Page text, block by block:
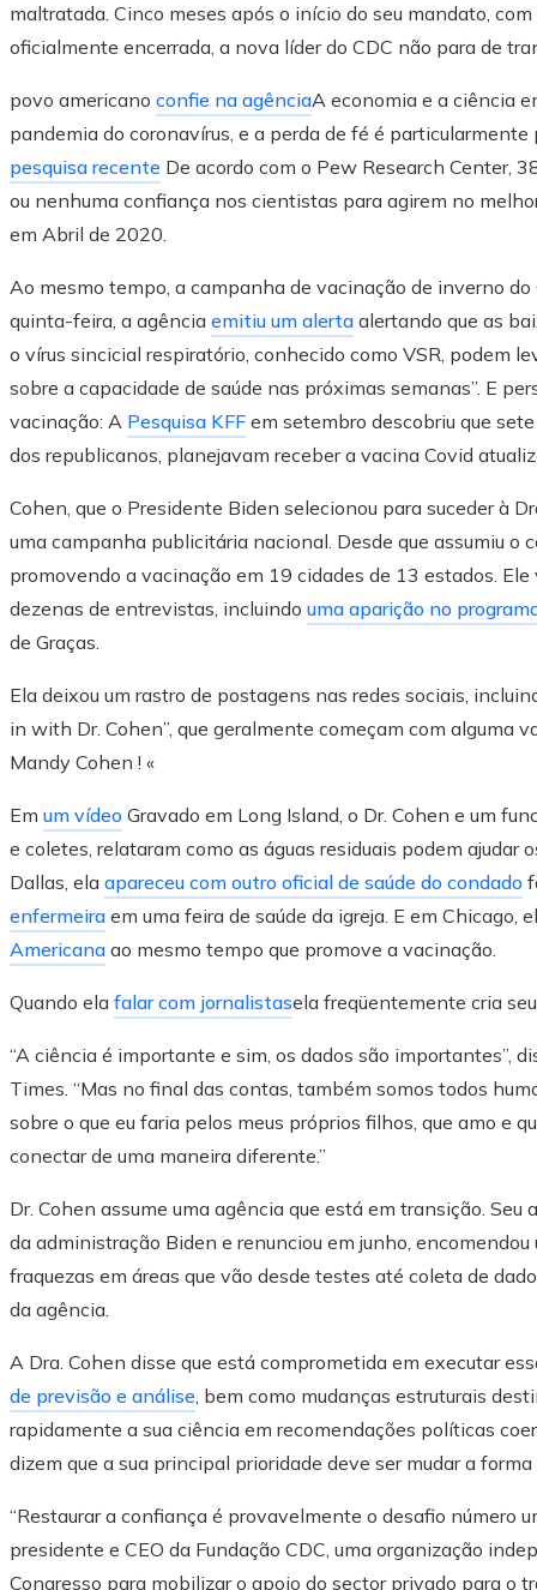
maltratada. Cinco meses após o início do seu mandato,
oficialmente encerrada, a nova líder do CDC não para de
povo americano confie na agênciaA economia e a ciência
pandemia do coronavírus, e a perda de fé é
pesquisa recente De acordo com o Pew Research Center,
ou nenhuma confiança nos cientistas para agirem no
em Abril de 2020.
Ao mesmo tempo, a campanha de vacinação de inverno do
quinta-feira, a agência emitiu um alerta alertando que as
o vírus sincicial respiratório, conhecido como VSR, podem
sobre a capacidade de saúde nas próximas semanas”. E
vacinação: A Pesquisa KFF em setembro descobriu que
dos republicanos, planejavam receber a vacina Covid
Cohen, que o Presidente Biden selecionou para suceder à
uma campanha publicitária nacional. Desde que assumiu o
promovendo a vacinação em 19 cidades de 13 estados.
dezenas de entrevistas, incluindo uma aparição no
de Graças.
Ela deixou um rastro de postagens nas redes sociais,
in with Dr. Cohen”, que geralmente começam com alguma
Mandy Cohen ! «
Em um vídeo Gravado em Long Island, o Dr. Cohen e um
e coletes, relataram como as águas residuais podem ajudar
Dallas, ela apareceu com outro oficial de saúde do condado
enfermeira em uma feira de saúde da igreja. E em Chicago,
Americana ao mesmo tempo que promove a vacinação.
Quando ela falar com jornalistasela freqüentemente cria
“A ciência é importante e sim, os dados são importantes”,
Times. “Mas no final das contas, também somos todos
sobre o que eu faria pelos meus próprios filhos, que amo e
conectar de uma maneira diferente.”
Dr. Cohen assume uma agência que está em transição.
da administração Biden e renunciou em junho,
fraquezas em áreas que vão desde testes até coleta de
da agência.
A Dra. Cohen disse que está comprometida em executar
de previsão e análise, bem como mudanças estruturais
rapidamente a sua ciência em recomendações políticas
dizem que a sua principal prioridade deve ser mudar a
“Restaurar a confiança é provavelmente o desafio número
presidente e CEO da Fundação CDC, uma organização
Congresso para mobilizar o apoio do sector privado para o